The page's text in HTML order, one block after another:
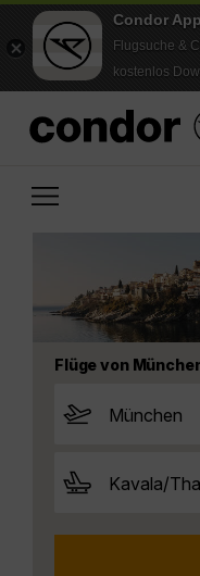
Condor App
Flugsuche &
kostenlos
Flüge von